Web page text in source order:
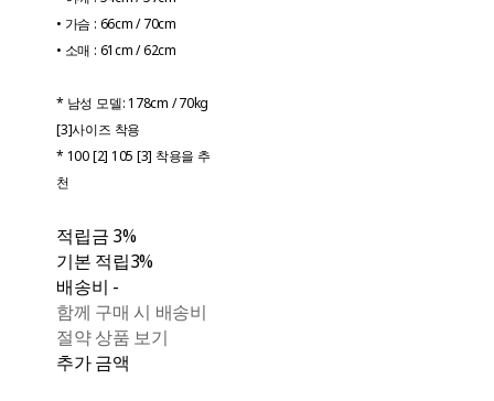
• 가슴 : 66cm / 70cm
• 소매 : 61cm / 62cm
* 남성 모델: 178cm / 70kg
[3]사이즈 착용
* 100 [2] 105 [3] 착용을 추
천
적립금 3%
기본 적립3%
배송비 -
함께 구매 시 배송비
절약 상품 보기
추가 금액